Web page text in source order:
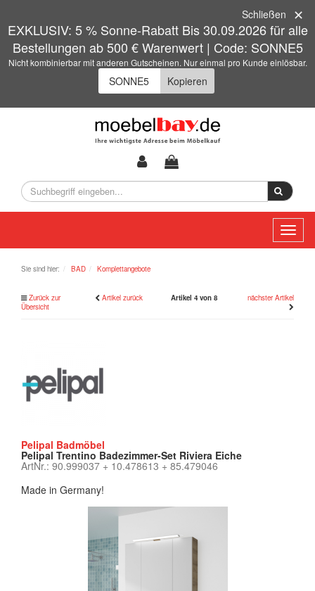
EXKLUSIV: 5 % Sonne-Rabatt Bis 30.09.2026 für alle
Bestellungen ab 500 € Warenwert | Code: SONNE5
Nicht kombinierbar mit anderen Gutscheinen. Nur einmal pro Kunde einlösbar.
Kopieren
Schließen
Sie sind hier: BAD Komplettangebote
Zurück zur
Übersicht
Artikel zurück Artikel 4 von 8 nächster Artikel
Pelipal Badmöbel
Pelipal Trentino Badezimmer-Set Riviera Eiche
ArtNr.: 90.999037 + 10.478613 + 85.479046
Made in Germany!